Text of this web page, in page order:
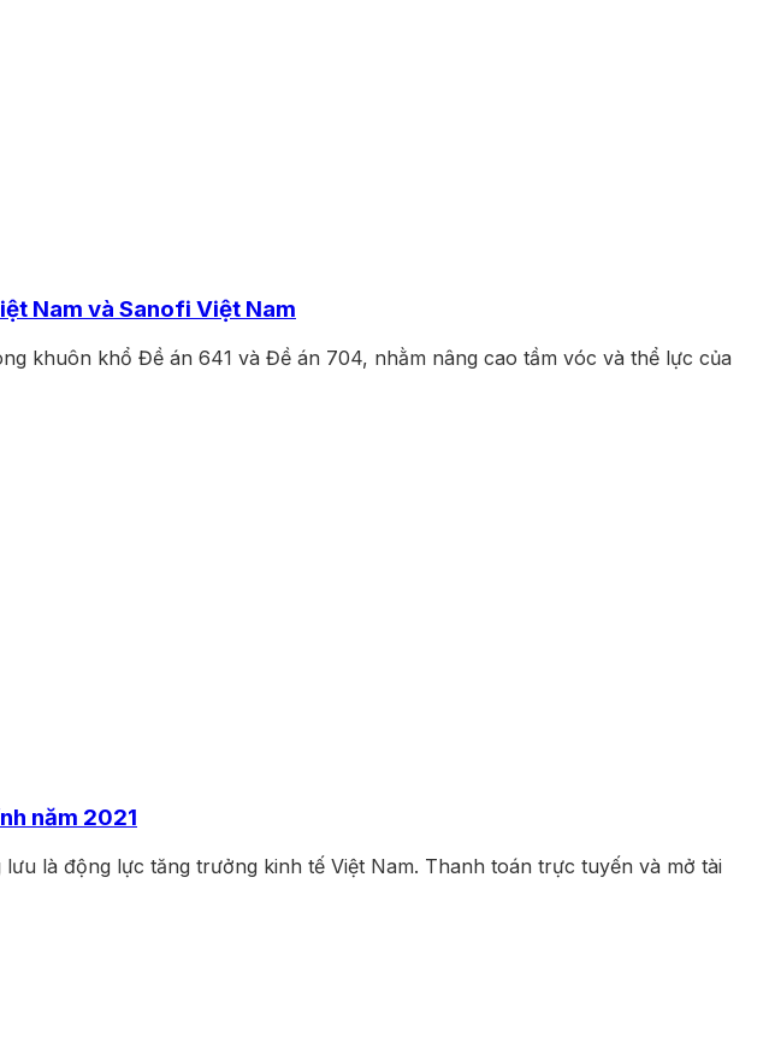
Nam và Sanofi Việt Nam
khuôn khổ Đề án 641 và Đề án 704, nhằm nâng cao tầm vóc và thể lực của
năm 2021
là động lực tăng trưởng kinh tế Việt Nam. Thanh toán trực tuyến và mở tài